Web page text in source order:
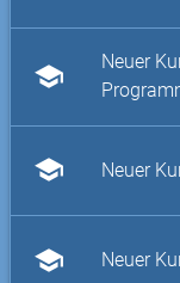
school
Neuer
school Neuer
school Neuer